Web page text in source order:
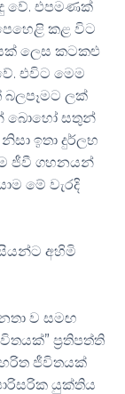
වේ. එපමණක්
කළ විට
ලෙස කටකළු
එවිට මෙම
ලක්
බොහෝ සතුන්
ඉතා දුර්ලභ
ජීවී ගහනයන්
මේ වැරදි
අහිමි
ව සමඟ
ප්‍රතිපත්ති
ජීවිතයක්
යුක්තිය